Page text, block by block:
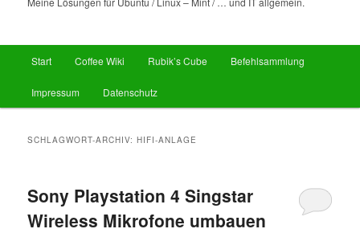
Zum
primären
Zum
sekundären
Start Coffee Wiki Rubik’s Cube Befehlsammlung
Impressum Datenschutz
SCHLAGWORT-ARCHIV:HIFI-ANLAGE
Sony Playstation 4 Singstar
Wireless Mikrofone umbauen